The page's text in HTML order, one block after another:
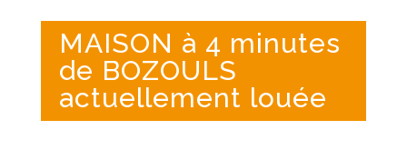
MAISON à 4 minutes
de BOZOULS
actuellement louée